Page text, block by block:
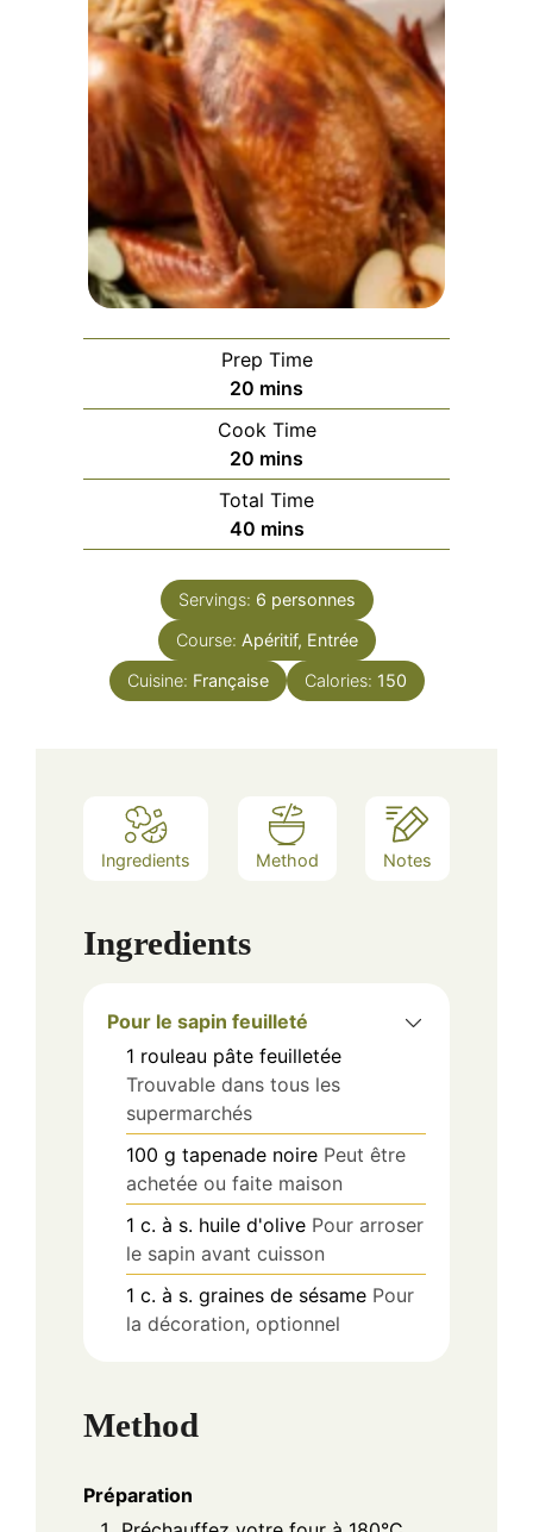
Prep Time
20 minutes
mins
Cook Time
20 minutes
mins
Total Time
40minutes
mins
Servings: 6 personnes
Course: Apéritif, Entrée
Cuisine: Française Calories: 150
Ingredients Method Notes
Ingredients
Pour le sapin feuilleté
1 rouleau pâte feuilletée
Trouvable dans tous les
supermarchés
100 g tapenade noire Peut être
achetée ou faite maison
1 c. à s. huile d'olive Pour arroser
le sapin avant cuisson
1 c. à s. graines de sésame Pour
la décoration, optionnel
Method
Préparation